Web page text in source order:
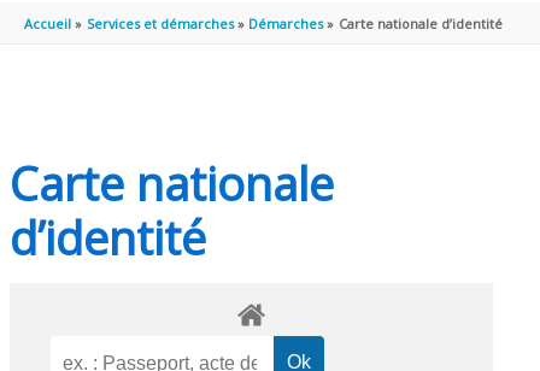
PRINCIPAL
Accueil Services et démarches Démarches Carte nationale d’identité
Carte nationale
d’identité